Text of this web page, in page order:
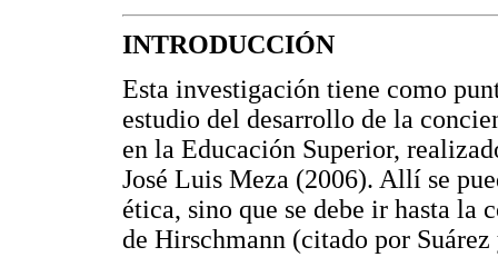
INTRODUCCIÓN
Esta investigación tiene como
estudio del desarrollo de la
en la Educación Superior,
José Luis Meza (2006). Allí se
ética, sino que se debe ir hasta la
de Hirschmann (citado por Suárez